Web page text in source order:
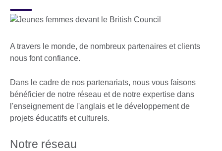
A travers le monde, de nombreux partenaires et clients
nous font confiance.
Dans le cadre de nos partenariats, nous vous faisons
bénéficier de notre réseau et de notre expertise dans
l'enseignement de l'anglais et le développement de
projets éducatifs et culturels.
Notre réseau